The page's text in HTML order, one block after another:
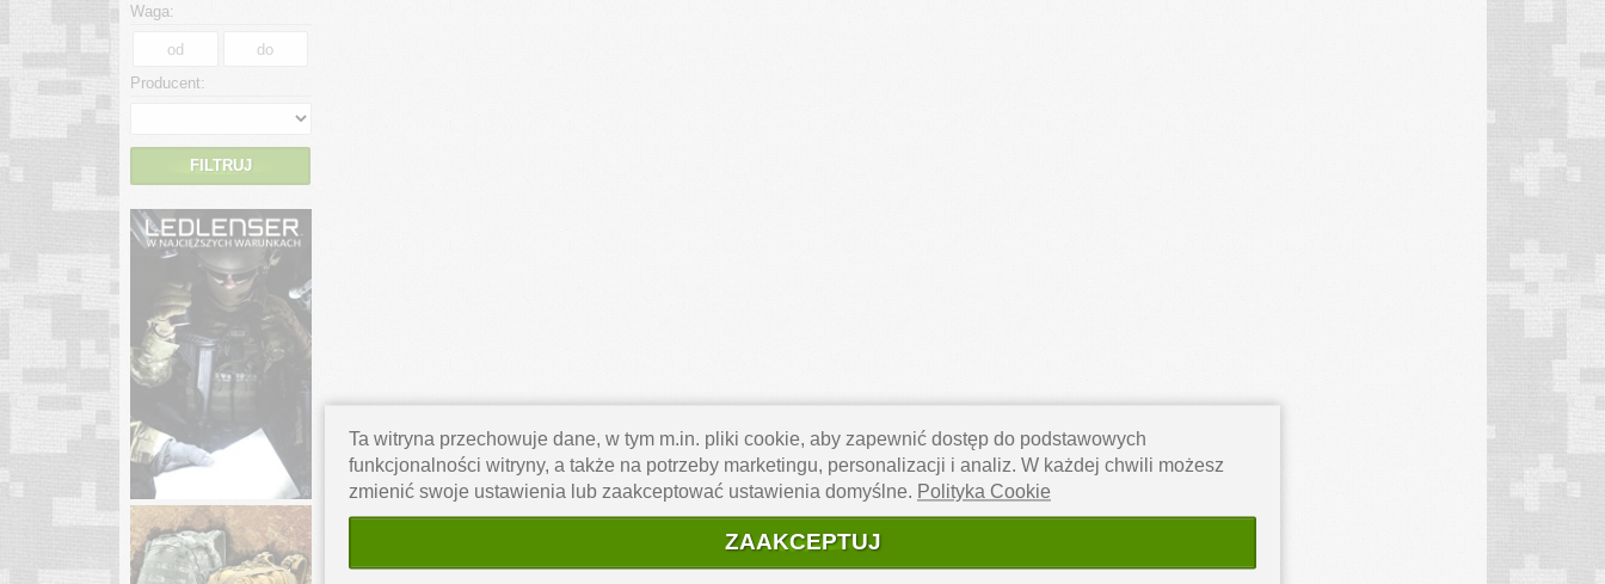
Waga:
Producent:
FILTRUJ
Ta witryna przechowuje dane, w tym m.in. pliki cookie, aby zapewnić dostęp do podstawowych
funkcjonalności witryny, a także na potrzeby marketingu, personalizacji i analiz. W każdej chwili możesz
zmienić swoje ustawienia lub zaakceptować ustawienia domyślne. Polityka Cookie
ZAAKCEPTUJ